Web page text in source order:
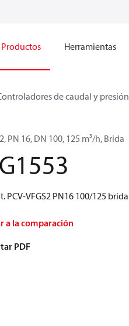
Productos Herramientas
de caudal y presión
PN 16, DN 100, 125 m³/h, Brida
PCV-VFGS2 PN16 100/125 brida
a la comparación
PDF